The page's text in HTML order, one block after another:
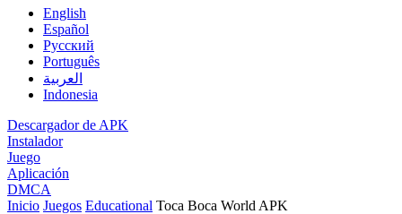
English
Español
Pусский
Português
العربية
Indonesia
Descargador de APK
Instalador
Juego
Aplicación
DMCA
Inicio Juegos Educational Toca Boca World APK